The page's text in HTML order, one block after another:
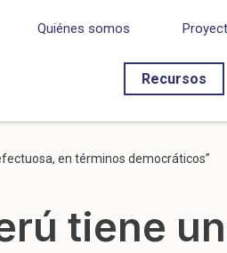
Quiénes somos
Recursos
en términos democráticos”
tiene